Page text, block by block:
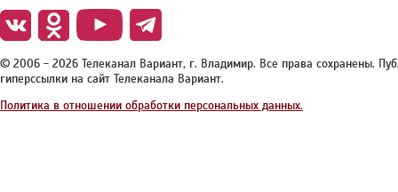
© 2006 - 2026 Телеканал Вариант, г. Владимир. Все права сохранены.
гиперссылки на сайт Телеканала Вариант.
Политика в отношении обработки персональных данных.